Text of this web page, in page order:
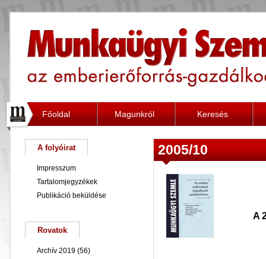
Főoldal Magunkról Keresés
2005/10
A
A folyóirat
Impresszum
Tartalomjegyzékek
Publikáció beküldése
Rovatok
Archív 2019 (56)